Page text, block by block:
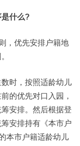
什么?
，优先安排户籍地
时，按照适龄幼儿
的优先对口入园，
安排。然后根据登
安排持有《本市户
本市户籍适龄幼儿